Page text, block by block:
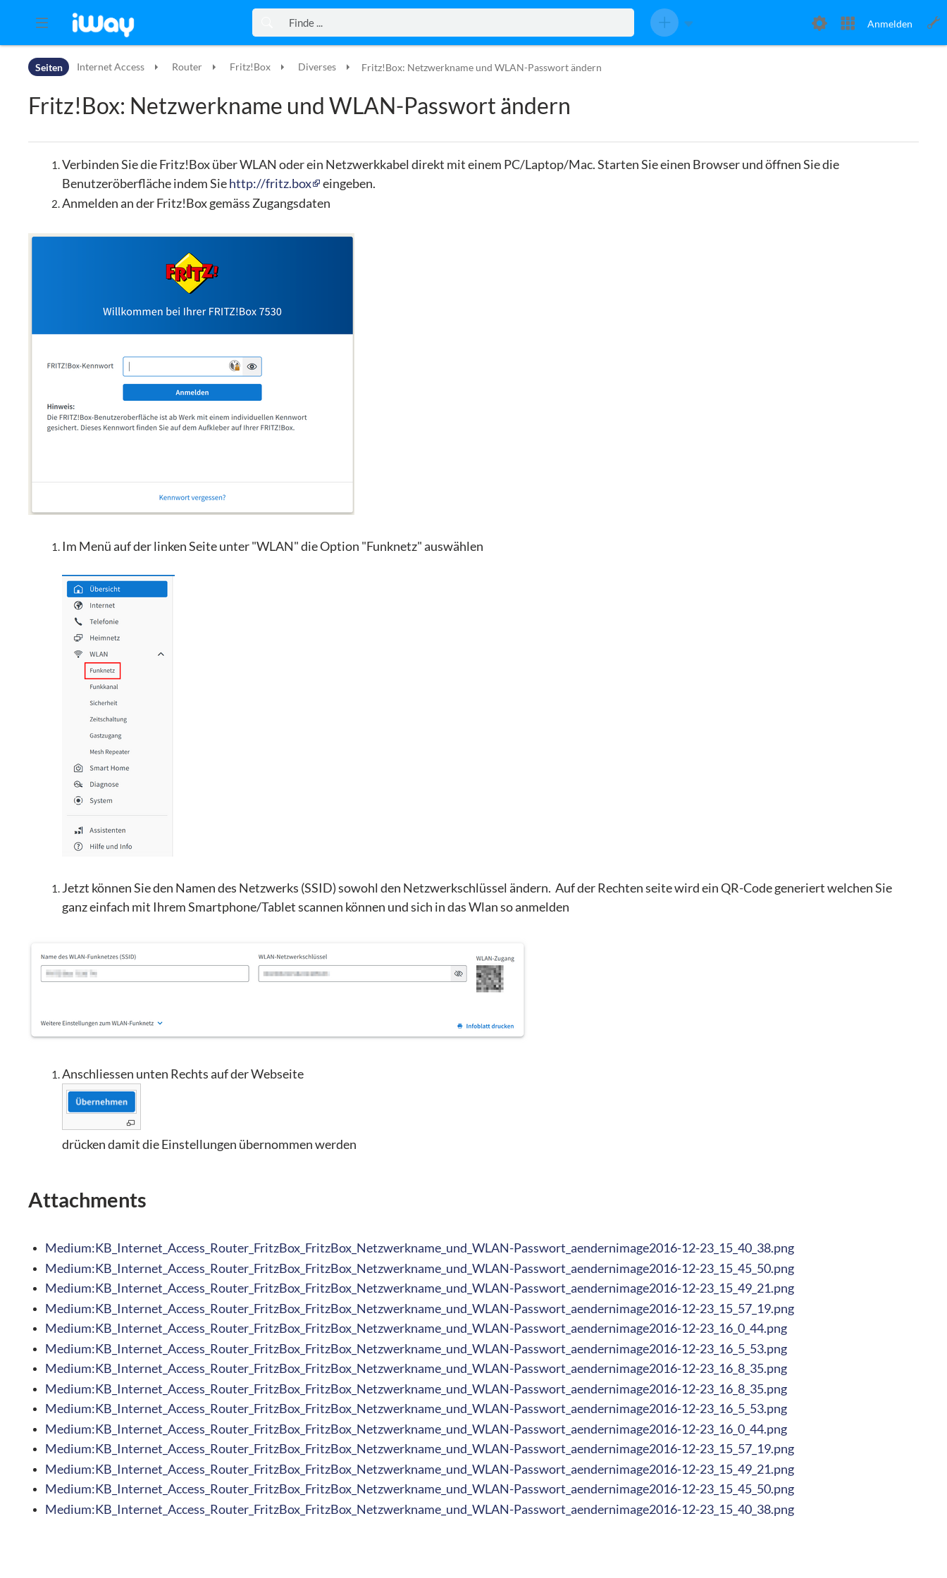
Zur Hauptnavigation
Zum Arbeitsbereich
Anmelden
Seiten Internet Access Router Fritz!Box Diverses Fritz!Box: Netzwerkname und WLAN-Passwort ändern
Fritz!Box: Netzwerkname und WLAN-Passwort ändern
Verbinden Sie die Fritz!Box über WLAN oder ein Netzwerkkabel direkt mit einem PC/Laptop/Mac. Starten Sie einen Browser und öffnen Sie die
Benutzeröberfläche indem Siehttp://fritz.box
eingeben.
Anmelden an der Fritz!Box gemäss Zugangsdaten
Im Menü auf der linken Seite unter "WLAN" die Option "Funknetz" auswählen
Jetzt können Sie den Namen des Netzwerks (SSID) sowohl den Netzwerkschlüssel ändern. Auf der Rechten seite wird ein QR-Code generiert welchen Sie
ganz einfach mit Ihrem Smartphone/Tablet scannen können und sich in das Wlan so anmelden
Anschliessen unten Rechts auf der Webseite
drücken damit die Einstellungen übernommen werden
Attachments
Medium:KB_Internet_Access_Router_FritzBox_FritzBox_Netzwerkname_und_WLAN-Passwort_aendernimage2016-12-23_15_40_38.png
Medium:KB_Internet_Access_Router_FritzBox_FritzBox_Netzwerkname_und_WLAN-Passwort_aendernimage2016-12-23_15_45_50.png
Medium:KB_Internet_Access_Router_FritzBox_FritzBox_Netzwerkname_und_WLAN-Passwort_aendernimage2016-12-23_15_49_21.png
Medium:KB_Internet_Access_Router_FritzBox_FritzBox_Netzwerkname_und_WLAN-Passwort_aendernimage2016-12-23_15_57_19.png
Medium:KB_Internet_Access_Router_FritzBox_FritzBox_Netzwerkname_und_WLAN-Passwort_aendernimage2016-12-23_16_0_44.png
Medium:KB_Internet_Access_Router_FritzBox_FritzBox_Netzwerkname_und_WLAN-Passwort_aendernimage2016-12-23_16_5_53.png
Medium:KB_Internet_Access_Router_FritzBox_FritzBox_Netzwerkname_und_WLAN-Passwort_aendernimage2016-12-23_16_8_35.png
Medium:KB_Internet_Access_Router_FritzBox_FritzBox_Netzwerkname_und_WLAN-Passwort_aendernimage2016-12-23_16_8_35.png
Medium:KB_Internet_Access_Router_FritzBox_FritzBox_Netzwerkname_und_WLAN-Passwort_aendernimage2016-12-23_16_5_53.png
Medium:KB_Internet_Access_Router_FritzBox_FritzBox_Netzwerkname_und_WLAN-Passwort_aendernimage2016-12-23_16_0_44.png
Medium:KB_Internet_Access_Router_FritzBox_FritzBox_Netzwerkname_und_WLAN-Passwort_aendernimage2016-12-23_15_57_19.png
Medium:KB_Internet_Access_Router_FritzBox_FritzBox_Netzwerkname_und_WLAN-Passwort_aendernimage2016-12-23_15_49_21.png
Medium:KB_Internet_Access_Router_FritzBox_FritzBox_Netzwerkname_und_WLAN-Passwort_aendernimage2016-12-23_15_45_50.png
Medium:KB_Internet_Access_Router_FritzBox_FritzBox_Netzwerkname_und_WLAN-Passwort_aendernimage2016-12-23_15_40_38.png